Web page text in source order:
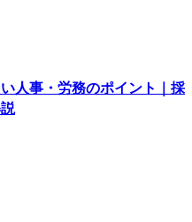
人事・労務のポイント｜採